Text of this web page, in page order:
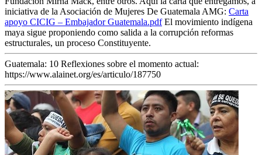
iniciativa de la Asociación de Mujeres De Guatemala AMG: Carta
apoyo CICIG – Embajador Guatemala.pdfEl movimiento indígena
maya sigue proponiendo como salida a la corrupción reformas
estructurales, un proceso Constituyente.
Guatemala: 10 Reflexiones sobre el momento actual:
https://www.alainet.org/es/articulo/187750